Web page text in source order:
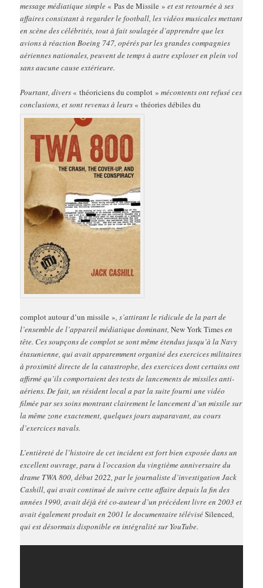
message médiatique simple « Pas de Missile » et est retournée à ses
affaires consistant à regarder le football, les vidéos musicales mettant
en scène des célébrités, tout à fait soulagée d’apprendre que les
avions à réaction Boeing 747, opérés par les grandes compagnies
aériennes nationales, peuvent de temps à autre exploser en plein vol
sans aucune cause extérieure.
Pourtant, divers « théoriciens du complot » mécontents ont refusé ces
conclusions, et sont revenus à leurs « théories débiles du
complot autour d’un missile » , s’attirant le ridicule de la part de
l’ensemble de l’appareil médiatique dominant,New York Timesen
tête. Ces soupçons de complot se sont même étendus jusqu’à la Navy
étasunienne, qui avait apparemment organisé des exercices militaires
à proximité directe de la catastrophe, des exercices dont certains ont
affirmé qu’ils comportaient des tests de lancements de missiles anti-
aériens. De fait, un résident local a par la suite fourni une vidéo
filmée par ses soins montrant clairement le lancement d’un missile sur
la même zone exactement, quelques jours auparavant, au cours
d’exercices navals.
L’entièreté de l’histoire de cet incident est fort bien exposée dans un
excellent ouvrage, paru à l’occasion du vingtième anniversaire du
drame TWA 800, début 2022, par le journaliste d’investigation Jack
Cashill, qui avait continué de suivre cette affaire depuis la fin des
années 1990, avait déjà été co-auteur d’un précédent livre en 2003 et
avait également produit en 2001 le documentaire téléviséSilenced,
qui est désormais disponible en intégralité sur YouTube.